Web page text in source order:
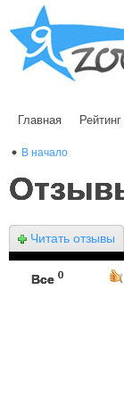
Главная
В начало
Читать отзывы
Все 0